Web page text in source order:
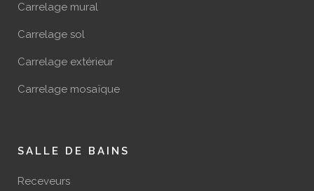
Carrelage mural
Carrelage sol
Carrelage extérieur
Carrelage mosaïque
SALLE DE BAINS
Receveurs